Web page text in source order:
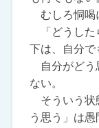
むしろ恫喝
「どうした
下は、自分で
自分がどう
ない。
そういう状
う思う」は愚